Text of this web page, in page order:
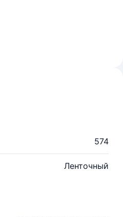
574
Ленточный